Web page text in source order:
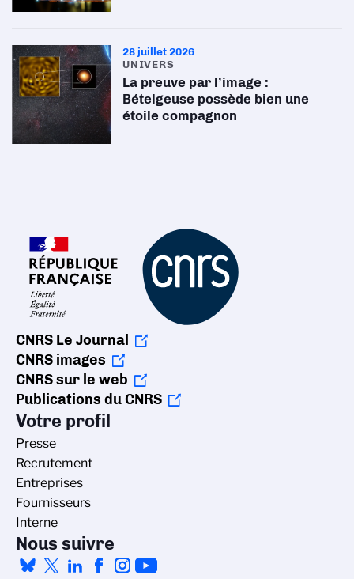
28 juillet 2026
UNIVERS
La preuve par l’image :
Bételgeuse possède bien une
étoile compagnon
CNRS Le Journal
CNRS images
CNRS sur le web
Publications du CNRS
Votre profil
Presse
Recrutement
Entreprises
Fournisseurs
Interne
Nous suivre